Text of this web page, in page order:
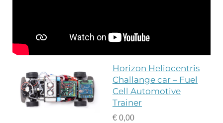
Horizon Heliocentris
Challange car – Fuel
Cell Automotive
Trainer
€ 0,00